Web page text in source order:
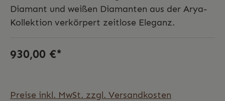
Diamant und weißen Diamanten aus der Arya-
Kollektion verkörpert zeitlose Eleganz.
930,00 €*
Preise inkl. MwSt. zzgl. Versandkosten